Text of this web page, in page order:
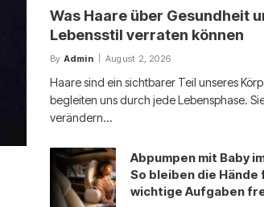
Was Haare über Gesundheit
Lebensstil verraten können
By Admin August 2, 2026
Haare sind ein sichtbarer Teil unseres
begleiten uns durch jede Lebensphase.
verändern…
Abpumpen mit Baby
So bleiben die Hände
wichtige Aufgaben